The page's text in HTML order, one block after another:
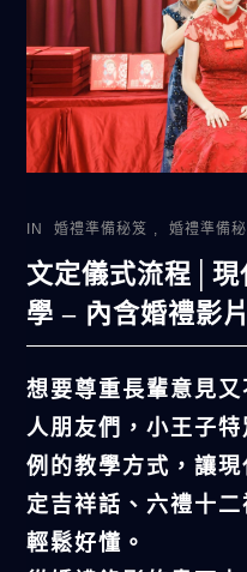
IN 婚禮準備秘笈 , 婚禮準備
文定儀式流程│
學 – 內含婚禮影片
想要尊重長輩意見
人朋友們，小王子
例的教學方式，讓
定吉祥話、六禮十
輕鬆好懂。